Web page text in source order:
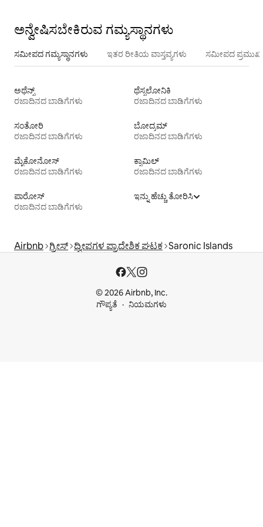
ಅನ್ವೇಷಿಸಬೇಕಿರುವ ಗಮ್ಯಸ್ಥಾನಗಳು
ಸಮೀಪದ ಗಮ್ಯಸ್ಥಾನಗಳು ಇತರ ರೀತಿಯ ವಾಸ್ತವ್ಯಗಳು ಸಮೀಪದ ಪ್ರಮುಖ
ಅಥೆನ್ಸ್
ರಜಾದಿನದ ಬಾಡಿಗೆಗಳು
ಥೆಸ್ಸಲೋನಿಕಿ
ರಜಾದಿನದ ಬಾಡಿಗೆಗಳು
ಸಂತೋರಿ
ರಜಾದಿನದ ಬಾಡಿಗೆಗಳು
ಬೋದ್ರಮ್
ರಜಾದಿನದ ಬಾಡಿಗೆಗಳು
ಮೈಕೋನೋಸ್
ರಜಾದಿನದ ಬಾಡಿಗೆಗಳು
ಕ್ಸಾಮಿಲ್
ರಜಾದಿನದ ಬಾಡಿಗೆಗಳು
ಪಾರೋಸ್
ರಜಾದಿನದ ಬಾಡಿಗೆಗಳು
ಇನ್ನು ಹೆಚ್ಚು ತೋರಿಸಿ
Airbnb ಗ್ರೀಸ್ ದ್ವೀಪಗಳ ಪ್ರಾದೇಶಿಕ ಘಟಕ Saronic Islands
© 2026 Airbnb, Inc.
ಗೌಪ್ಯತೆ
ನಿಯಮಗಳು